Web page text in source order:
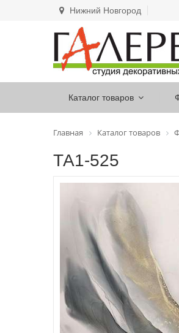
Нижний Новгород
Каталог товаров
Главная Каталог товаров
ТА1-525